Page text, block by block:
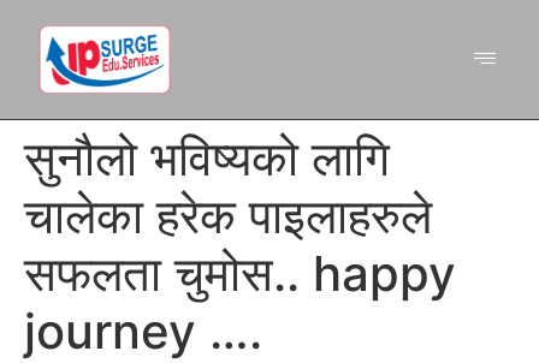
सुनौलो भविष्यको लागि
चालेका हरेक पाइलाहरुले
सफलता चुमोस.. happy
journey ….